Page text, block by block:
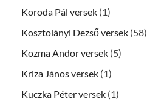
Koroda Pál versek (1)
Kosztolányi Dezső versek (58)
Kozma Andor versek (5)
Kriza János versek (1)
Kuczka Péter versek (1)